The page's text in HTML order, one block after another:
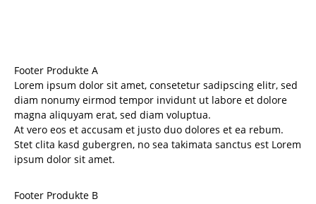
Footer Produkte A
Lorem ipsum dolor sit amet, consetetur sadipscing elitr, sed
diam nonumy eirmod tempor invidunt ut labore et dolore
magna aliquyam erat, sed diam voluptua.
At vero eos et accusam et justo duo dolores et ea rebum.
Stet clita kasd gubergren, no sea takimata sanctus est Lorem
ipsum dolor sit amet.
Footer Produkte B